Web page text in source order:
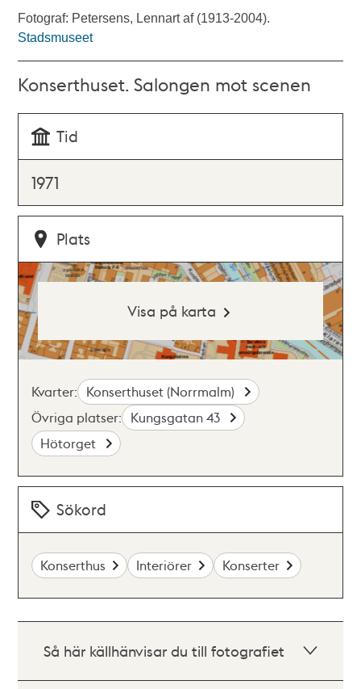
Fotograf: Petersens, Lennart af (1913-2004).
Stadsmuseet
Konserthuset. Salongen mot scenen
Tid
1971
Plats
Visa på karta
Kvarter: Konserthuset (Norrmalm)
Övriga platser: Kungsgatan 43
Hötorget
Sökord
Konserthus Interiörer Konserter
Så här källhänvisar du till fotografiet